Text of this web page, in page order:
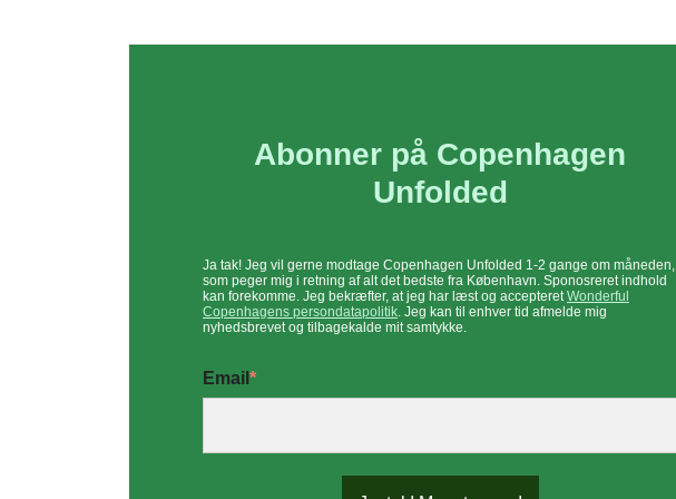
Abonner på Copenhagen
Unfolded
Ja tak! Jeg vil gerne modtage Copenhagen Unfolded 1-2 gange om måneden,
som peger mig i retning af alt det bedste fra København. Sponosreret indhold
kan forekomme. Jeg bekræfter, at jeg har læst og accepteretWonderful
Copenhagens persondatapolitik. Jeg kan til enhver tid afmelde mig
nyhedsbrevet og tilbagekalde mit samtykke.
Email *